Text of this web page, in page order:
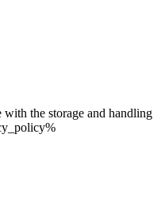
the storage and handling